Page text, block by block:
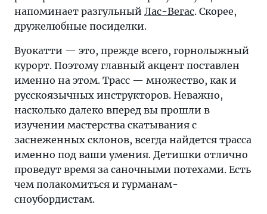
напоминает разгульный Лас-Вегас. Скорее,
дружелюбные посиделки.
Вуокатти — это, прежде всего, горнолыжный
курорт. Поэтому главный акцент поставлен
именно на этом. Трасс — множество, как и
русскоязычных инструкторов. Неважно,
насколько далеко вперед вы прошли в
изучении мастерства скатывания с
заснеженных склонов, всегда найдется трасса
именно под ваши умения. Детишки отлично
проведут время за саночными потехами. Есть
чем полакомиться и гурманам-
сноубордистам.